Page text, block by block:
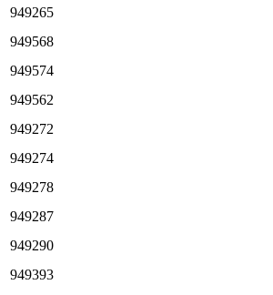
949265
949568
949574
949562
949272
949274
949278
949287
949290
949393